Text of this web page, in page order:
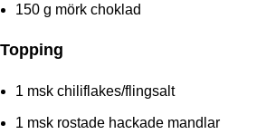
150 g mörk choklad
Topping
1 msk chiliflakes/flingsalt
1 msk rostade hackade mandlar